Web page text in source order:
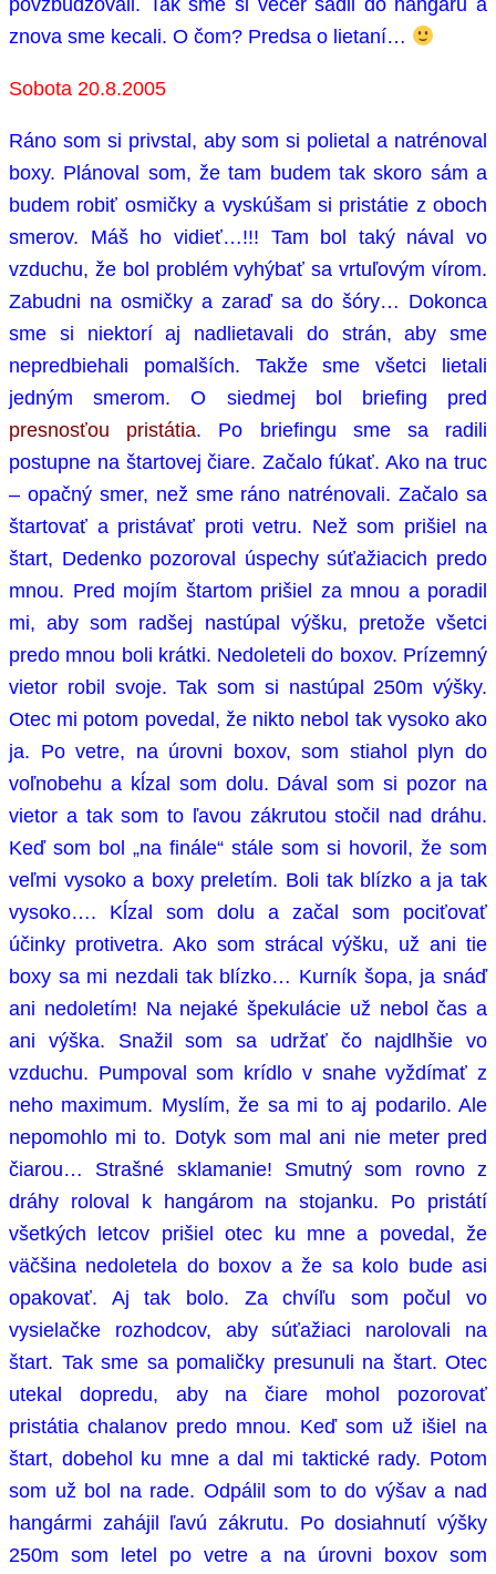
znova sme kecali. O čom? Predsa o lietaní…
Sobota 20.8.2005
Ráno som si privstal, aby som si polietal a natrénoval
boxy. Plánoval som, že tam budem tak skoro sám a
budem robiť osmičky a vyskúšam si pristátie z oboch
smerov. Máš ho vidieť…!!! Tam bol taký nával vo
vzduchu, že bol problém vyhýbať sa vrtuľovým vírom.
Zabudni na osmičky a zaraď sa do šóry… Dokonca
sme si niektorí aj nadlietavali do strán, aby sme
nepredbiehali pomalších. Takže sme všetci lietali
jedným smerom. O siedmej bol briefing pred
presnosťou pristátia. Po briefingu sme sa radili
postupne na štartovej čiare. Začalo fúkať. Ako na truc
– opačný smer, než sme ráno natrénovali. Začalo sa
štartovať a pristávať proti vetru. Než som prišiel na
štart, Dedenko pozoroval úspechy súťažiacich predo
mnou. Pred mojím štartom prišiel za mnou a poradil
mi, aby som radšej nastúpal výšku, pretože všetci
predo mnou boli krátki. Nedoleteli do boxov. Prízemný
vietor robil svoje. Tak som si nastúpal 250m výšky.
Otec mi potom povedal, že nikto nebol tak vysoko ako
ja. Po vetre, na úrovni boxov, som stiahol plyn do
voľnobehu a kĺzal som dolu. Dával som si pozor na
vietor a tak som to ľavou zákrutou stočil nad dráhu.
Keď som bol „na finále“ stále som si hovoril, že som
veľmi vysoko a boxy preletím. Boli tak blízko a ja tak
vysoko…. Kĺzal som dolu a začal som pociťovať
účinky protivetra. Ako som strácal výšku, už ani tie
boxy sa mi nezdali tak blízko… Kurník šopa, ja snáď
ani nedoletím! Na nejaké špekulácie už nebol čas a
ani výška. Snažil som sa udržať čo najdlhšie vo
vzduchu. Pumpoval som krídlo v snahe vyždímať z
neho maximum. Myslím, že sa mi to aj podarilo. Ale
nepomohlo mi to. Dotyk som mal ani nie meter pred
čiarou… Strašné sklamanie! Smutný som rovno z
dráhy roloval k hangárom na stojanku. Po pristátí
všetkých letcov prišiel otec ku mne a povedal, že
väčšina nedoletela do boxov a že sa kolo bude asi
opakovať. Aj tak bolo. Za chvíľu som počul vo
vysielačke rozhodcov, aby súťažiaci narolovali na
štart. Tak sme sa pomaličky presunuli na štart. Otec
utekal dopredu, aby na čiare mohol pozorovať
pristátia chalanov predo mnou. Keď som už išiel na
štart, dobehol ku mne a dal mi taktické rady. Potom
som už bol na rade. Odpálil som to do výšav a nad
hangármi zahájil ľavú zákrutu. Po dosiahnutí výšky
250m som letel po vetre a na úrovni boxov som